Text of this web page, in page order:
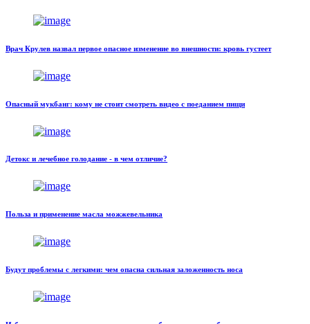
Врач Крулев назвал первое опасное изменение во внешности: кровь густеет
Опасный мукбанг: кому не стоит смотреть видео с поеданием пищи
Детокс и лечебное голодание - в чем отличие?
Польза и применение масла можжевельника
Будут проблемы с легкими: чем опасна сильная заложенность носа